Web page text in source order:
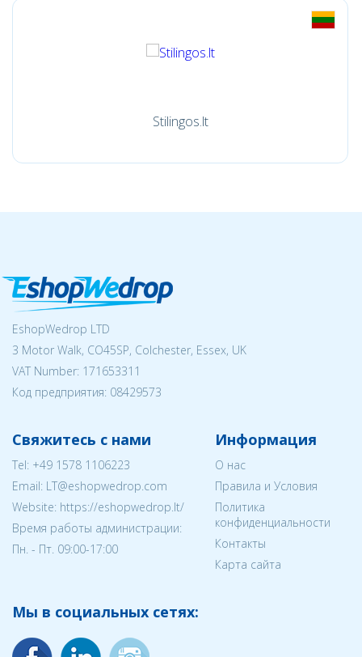
Stilingos.lt
EshopWedrop LTD
3 Motor Walk, CO45SP, Colchester, Essex, UK
VAT Number: 171653311
Код предприятия: 08429573
Свяжитесь с нами
Tel: +49 1578 1106223
Email: LT@eshopwedrop.com
Website: https://eshopwedrop.lt/
Время работы администрации:
Пн. - Пт. 09:00-17:00
Информация
О нас
Правила и Условия
Политика
конфиденциальности
Контакты
Карта сайта
Мы в социальных сетях: